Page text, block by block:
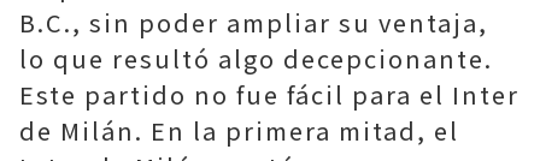
B.C., sin poder ampliar su ventaja,
lo que resultó algo decepcionante.
Este partido no fue fácil para el Inter
de Milán. En la primera mitad, el